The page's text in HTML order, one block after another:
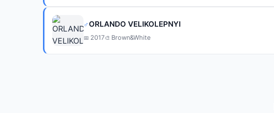
♂ORLANDO VELIKOLEPNYI
2017 Brown&White